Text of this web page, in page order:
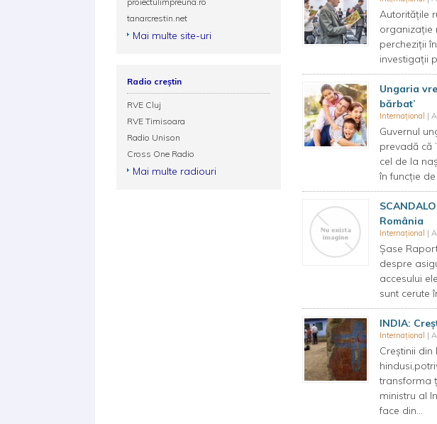
Autorităţile
organizaţie
percheziţii
investigaţii
Ungaria
bărbat’
Internațional |
Guvernul
prevadă că
cel de la
în funcţie
România
Internațional |
Șase
despre
accesului
sunt cerute
INDIA:
Internațional |
Creștinii
transforma
ministru al
face din...
tanarcrestin.net
Mai multe site-uri
Radio creștin
RVE Cluj
RVE Timisoara
Radio Unison
Cross One Radio
Mai multe radiouri